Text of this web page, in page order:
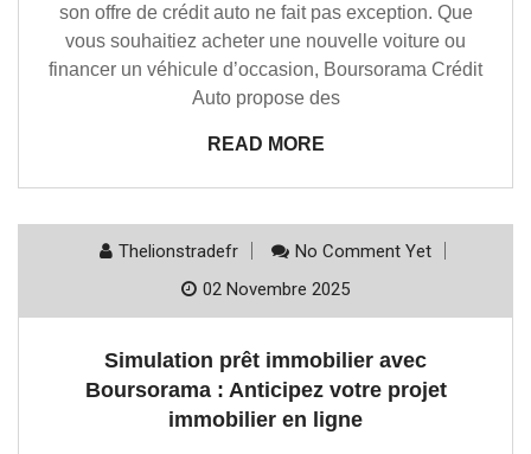
son offre de crédit auto ne fait pas exception. Que
vous souhaitiez acheter une nouvelle voiture ou
financer un véhicule d’occasion, Boursorama Crédit
Auto propose des
READ MORE
Thelionstradefr
No Comment Yet
02 Novembre 2025
Simulation prêt immobilier avec
Boursorama : Anticipez votre projet
immobilier en ligne